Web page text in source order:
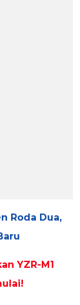
Roda Dua,
YZR-M1